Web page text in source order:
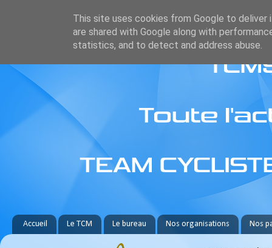
Accueil Le TCM Le bureau Nos organisations Nos
This site uses cookies from Google to deliver
are shared with Google along with
statistics, and to detect and address abuse.